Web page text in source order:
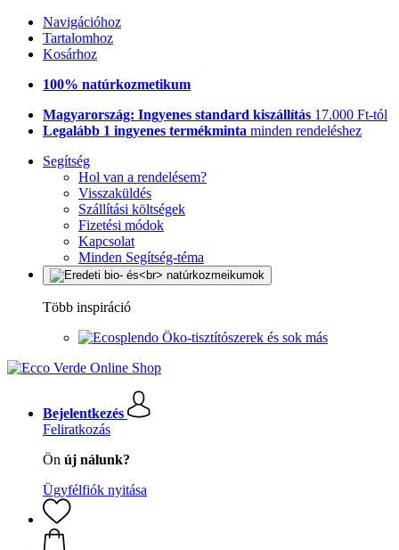
Navigációhoz
Tartalomhoz
Kosárhoz
100% natúrkozmetikum
Magyarország: Ingyenes standard kiszállítás 17.000 Ft-tól
Legalább 1 ingyenes termékminta minden rendeléshez
Segítség
Hol van a rendelésem?
Visszaküldés
Szállítási költségek
Fizetési módok
Kapcsolat
Minden Segítség-téma
Több inspiráció
Öko-tisztítószerek és sok más
Bejelentkezés
Feliratkozás
Ön új nálunk?
Ügyfélfiók nyitása